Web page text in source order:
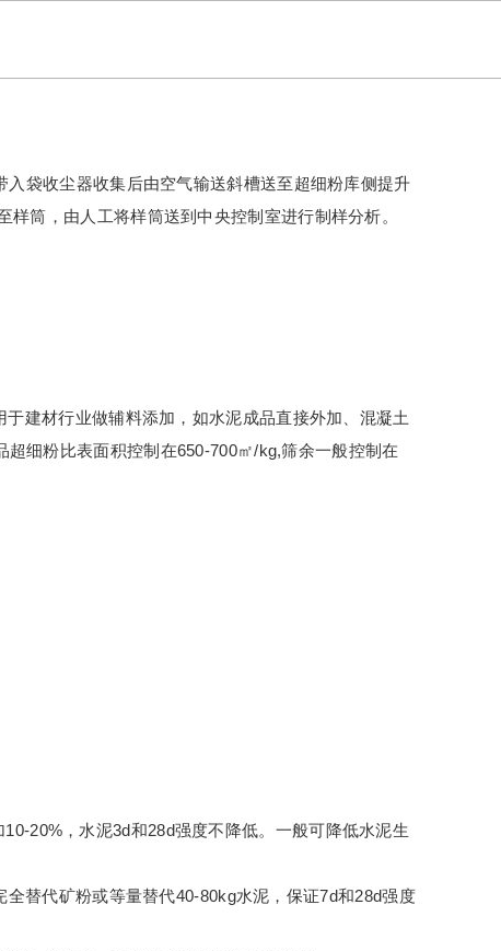
袋收尘器收集后由空气输送斜槽送至超细粉库侧提升
筒，由人工将样筒送到中央控制室进行制样分析。
建材行业做辅料添加，如水泥成品直接外加、混凝土
细粉比表面积控制在650-700㎡/kg,筛余一般控制在
20%，水泥3d和28d强度不降低。一般可降低水泥生
替代矿粉或等量替代40-80kg水泥，保证7d和28d强度